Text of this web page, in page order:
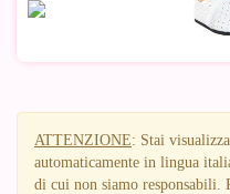
ATTENZIONE: Stai
automaticamente in lingua
di cui non siamo responsabili.